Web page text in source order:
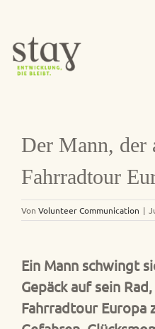
springen
Der Mann, der
Fahrradtour
Von Volunteer Communication |
Ein Mann schwingt
Gepäck auf sein
Fahrradtour Europa